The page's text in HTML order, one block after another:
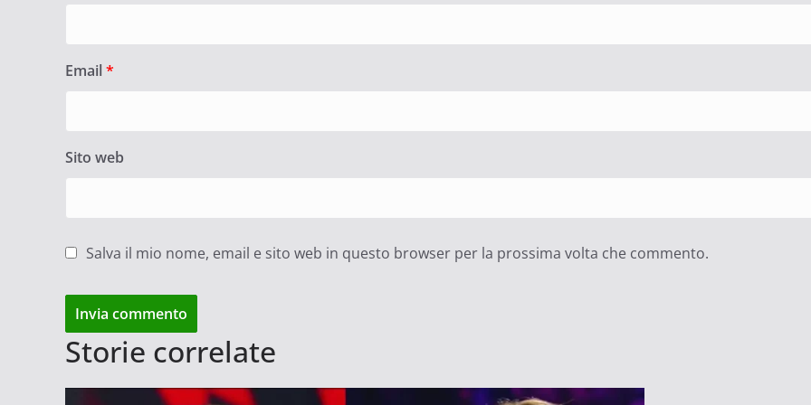
Email *
Sito web
Salva il mio nome, email e sito web in questo browser per la prossima volta che commento.
Storie correlate